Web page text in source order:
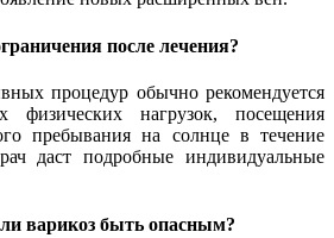
после лечения?
процедур обычно рекомендуется
физических нагрузок, посещения
пребывания на солнце в течение
даст подробные индивидуальные
варикоз быть опасным?